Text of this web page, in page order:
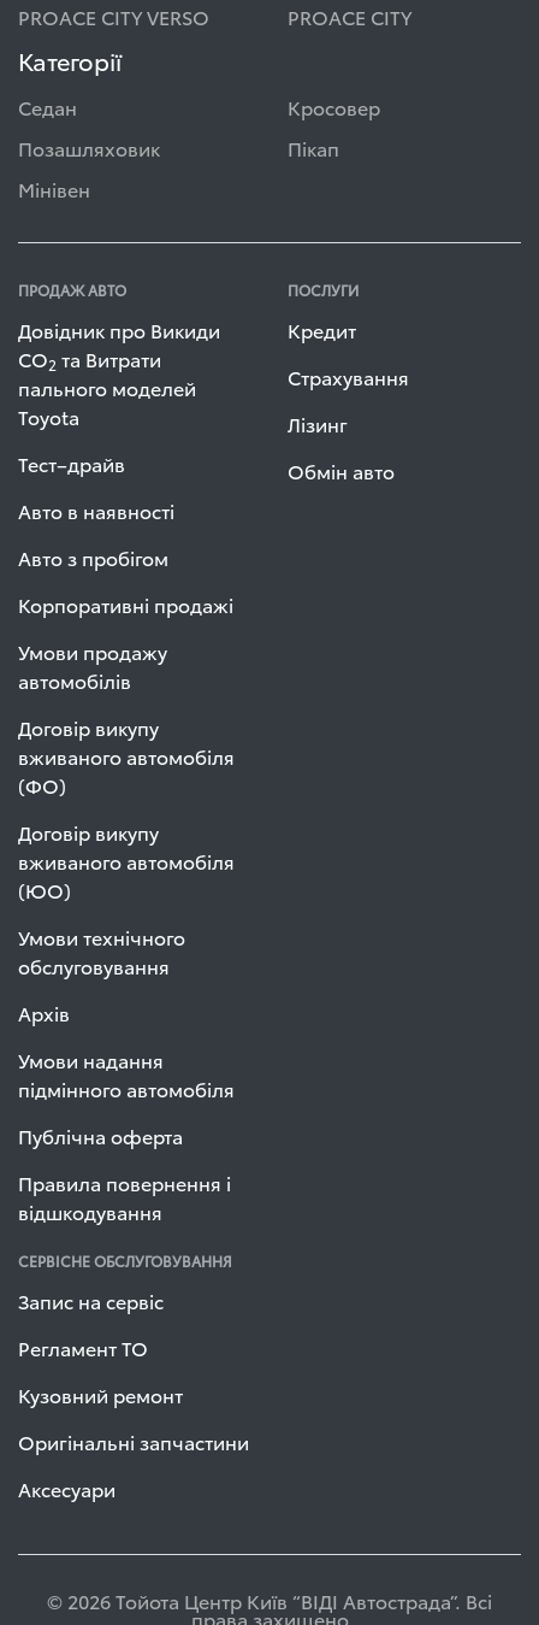
PROACE CITY VERSO
PROACE CITY
Категорії
Седан
Кросовер
Позашляховик
Пікап
Мінівен
ПРОДАЖ АВТО
Довідник про Викиди
СО2 та Витрати
пального моделей
Toyota
Тест–драйв
Авто в наявності
Авто з пробігом
Корпоративні продажі
Умови продажу
автомобілів
Договір викупу
вживаного автомобіля
(ФО)
Договір викупу
вживаного автомобіля
(ЮО)
Умови технічного
обслуговування
Архів
Умови надання
підмінного автомобіля
Публічна оферта
Правила повернення і
відшкодування
ПОСЛУГИ
Кредит
Страхування
Лізинг
Обмін авто
СЕРВІСНЕ ОБСЛУГОВУВАННЯ
Запис на сервіс
Регламент ТО
Кузовний ремонт
Оригінальні запчастини
Аксесуари
© 2026 Тойота Центр Київ “ВІДІ Автострада”. Всі
права захищено